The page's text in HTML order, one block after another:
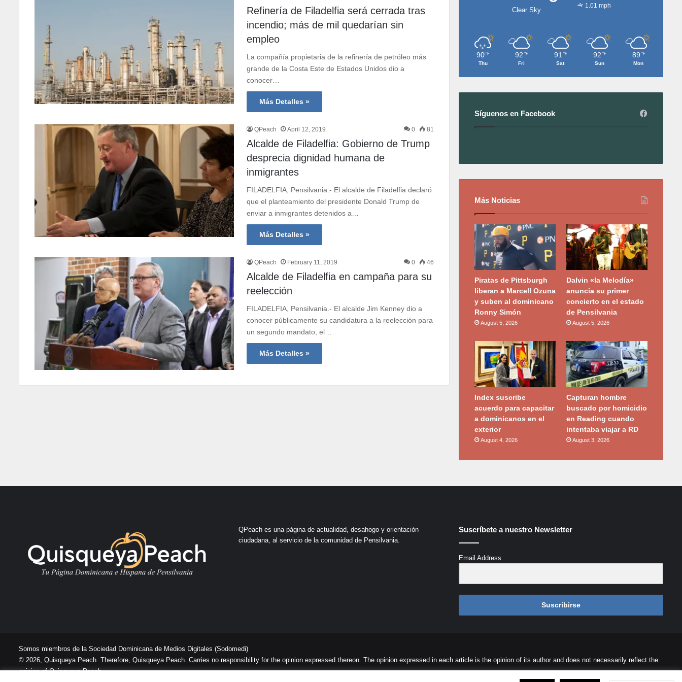
Refinería de Filadelfia será cerrada tras
incendio; más de mil quedarían sin
empleo
La compañía propietaria de la refinería de petróleo más
grande de la Costa Este de Estados Unidos dio a
conocer…
Más Detalles »
QPeach April 12, 2019 0 81
Alcalde de Filadelfia: Gobierno de Trump
desprecia dignidad humana de
inmigrantes
FILADELFIA, Pensilvania.- El alcalde de Filadelfia declaró
que el planteamiento del presidente Donald Trump de
enviar a inmigrantes detenidos a…
Más Detalles »
QPeach February 11, 2019 0 46
Alcalde de Filadelfia en campaña para su
reelección
FILADELFIA, Pensilvania.- El alcalde Jim Kenney dio a
conocer públicamente su candidatura a la reelección para
un segundo mandato, el…
Más Detalles »
Clear Sky
1.01 mph
90 ℉
Thu
92 ℉
Fri
91 ℉
Sat
92 ℉
Sun
89 ℉
Mon
Síguenos en Facebook
Más Noticias
Piratas de Pittsburgh
liberan a Marcell Ozuna
y suben al dominicano
Ronny Simón
August 5, 2026
Dalvin «la Melodía»
anuncia su primer
concierto en el estado
de Pensilvania
August 5, 2026
Index suscribe
acuerdo para capacitar
a dominicanos en el
exterior
August 4, 2026
Capturan hombre
buscado por homicidio
en Reading cuando
intentaba viajar a RD
August 3, 2026
QPeach es una página de actualidad, desahogo y orientación
ciudadana, al servicio de la comunidad de Pensilvania.
Suscríbete a nuestro Newsletter
Email Address
Suscribirse
Somos miembros de la Sociedad Dominicana de Medios Digitales (Sodomedi)
© 2026, Quisqueya Peach. Therefore, Quisqueya Peach. Carries no responsibility for the opinion expressed thereon. The opinion expressed in each article is the opinion of its author and does not necessarily reflect the
opinion of Quisqueya Peach .